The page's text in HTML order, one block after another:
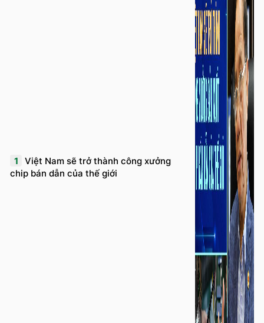
1
Việt Nam sẽ trở thành công xưởng
chip bán dẫn của thế giới